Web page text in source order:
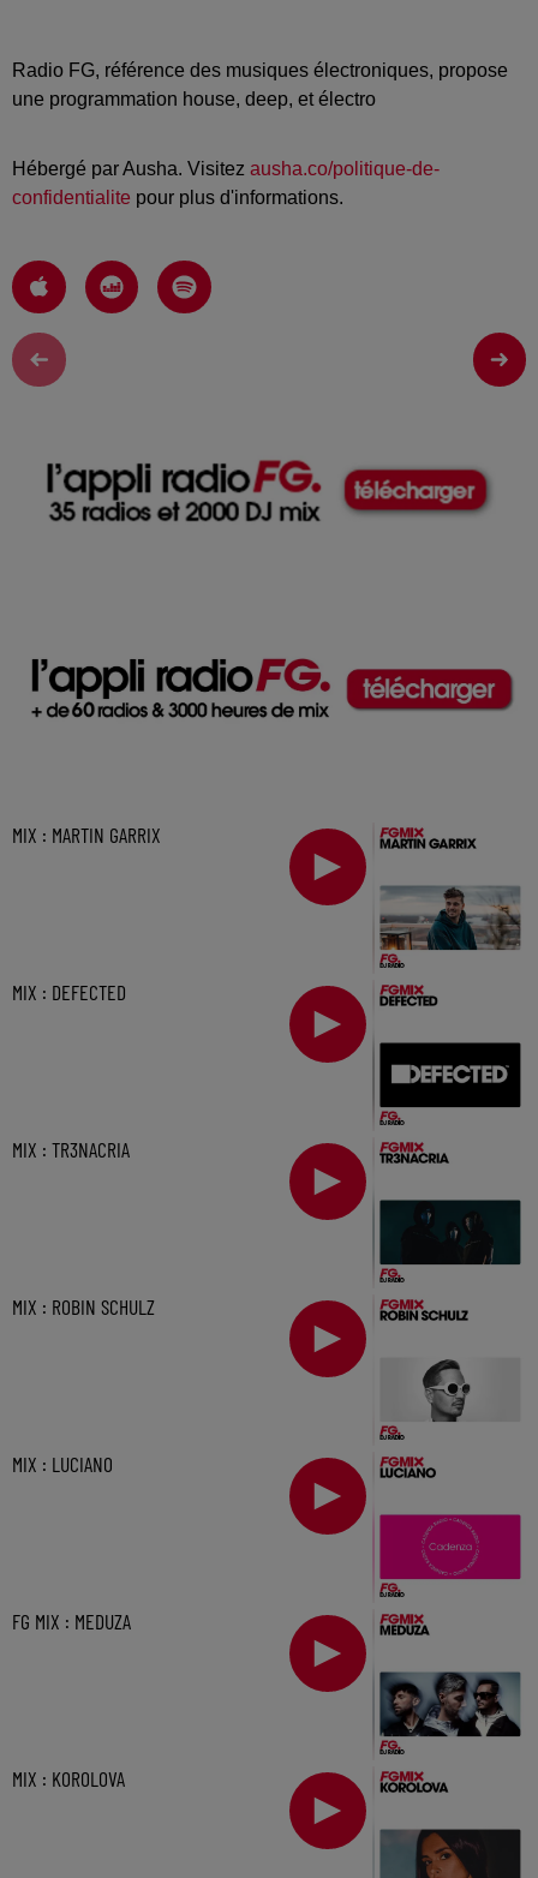
Radio FG, référence des musiques électroniques, propose
une programmation house, deep, et électro
Hébergé par Ausha. Visitez ausha.co/politique-de-
confidentialite pour plus d'informations.
MIX : MARTIN GARRIX
MIX : DEFECTED
MIX : TR3NACRIA
MIX : ROBIN SCHULZ
MIX : LUCIANO
FG MIX : MEDUZA
MIX : KOROLOVA